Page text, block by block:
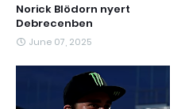
Norick Blödorn nyert
Debrecenben
June 07, 2025